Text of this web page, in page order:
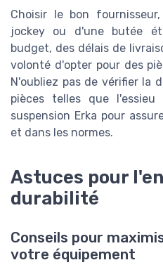
Choisir le bon
jockey ou d'une butée
budget, des délais de
volonté d'opter pour des
N'oubliez pas de vérifier la
pièces telles que
suspension Erka pour
et dans les normes.
Astuces pour
durabilité
Conseils pour
votre équipement